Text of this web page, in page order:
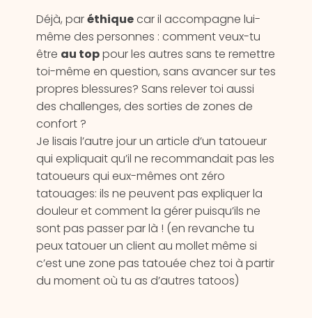
Déjà, paréthiquecar il accompagne lui-
même des personnes : comment veux-tu
être au toppour les autres sans te remettre
toi-même en question, sans avancer sur tes
propres blessures? Sans relever toi aussi
des challenges, des sorties de zones de
confort ?
Je lisais l’autre jour un article d’un tatoueur
qui expliquait qu’il ne recommandait pas les
tatoueurs qui eux-mêmes ont zéro
tatouages: ils ne peuvent pas expliquer la
douleur et comment la gérer puisqu’ils ne
sont pas passer par là ! (en revanche tu
peux tatouer un client au mollet même si
c’est une zone pas tatouée chez toi à partir
du moment où tu as d’autres tatoos)